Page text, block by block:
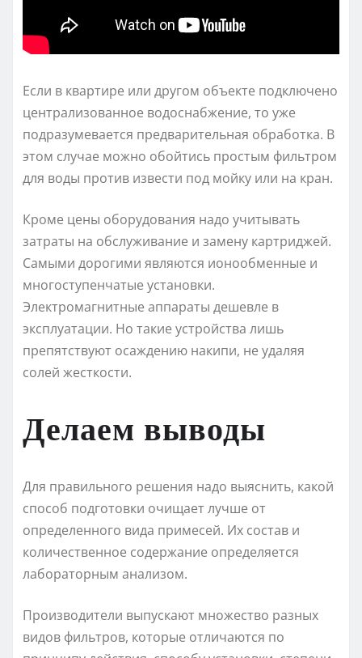
Если в квартире или другом объекте подключено
централизованное водоснабжение, то уже
подразумевается предварительная обработка. В
этом случае можно обойтись простым фильтром
для воды против извести под мойку или на кран.
Кроме цены оборудования надо учитывать
затраты на обслуживание и замену картриджей.
Самыми дорогими являются ионообменные и
многоступенчатые установки.
Электромагнитные аппараты дешевле в
эксплуатации. Но такие устройства лишь
препятствуют осаждению накипи, не удаляя
солей жесткости.
Делаем выводы
Для правильного решения надо выяснить, какой
способ подготовки очищает лучше от
определенного вида примесей. Их состав и
количественное содержание определяется
лабораторным анализом.
Производители выпускают множество разных
видов фильтров, которые отличаются по